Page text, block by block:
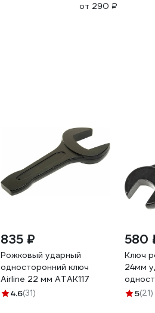
от 290 ₽
835 ₽
Рожковый ударный
односторонний ключ
Airline 22 мм ATAK117
4.6(31)
580
Ключ
24мм
ER-
5(21)